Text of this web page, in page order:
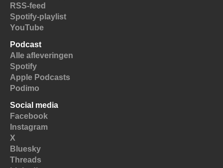
RSS-feed
Spotify-playlist
YouTube
Podcast
Alle afleveringen
Spotify
Apple Podcasts
Podimo
Social media
Facebook
Instagram
X
Bluesky
Threads